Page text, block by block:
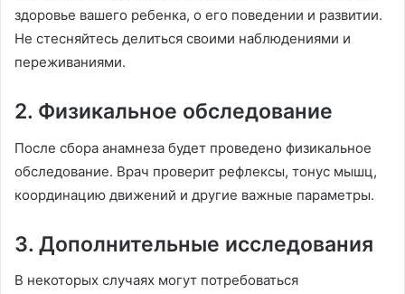
здоровье вашего ребенка, о его поведении и развитии.
Не стесняйтесь делиться своими наблюдениями и
переживаниями.
2. Физикальное обследование
После сбора анамнеза будет проведено физикальное
обследование. Врач проверит рефлексы, тонус мышц,
координацию движений и другие важные параметры.
3. Дополнительные исследования
В некоторых случаях могут потребоваться